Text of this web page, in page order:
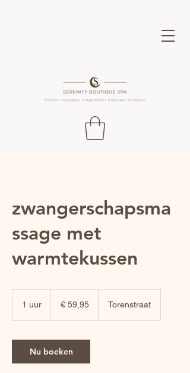
zwangerschapsma
ssage met
warmtekussen
1 uur € 59,95 Torenstraat
Nu boeken